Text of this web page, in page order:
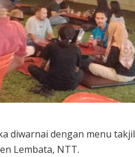
diwarnai dengan menu takjil
Lembata, NTT.